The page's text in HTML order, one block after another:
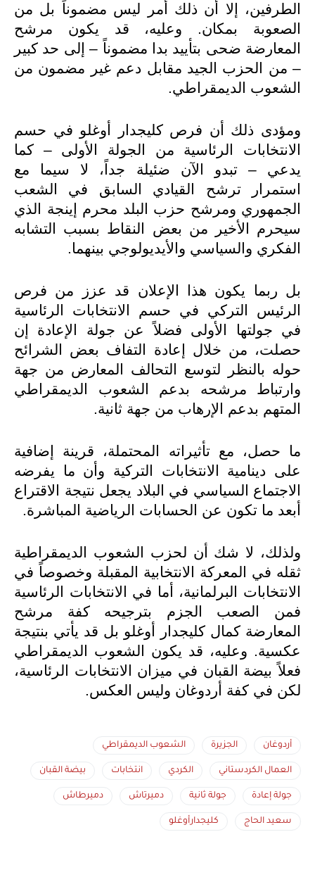
الطرفين، إلا أن ذلك أمر ليس مضموناً بل من
الصعوبة بمكان. وعليه، قد يكون مرشح
المعارضة ضحى بتأييد بدا مضموناً – إلى حد كبير
– من الحزب الجيد مقابل دعم غير مضمون من
الشعوب الديمقراطي.
ومؤدى ذلك أن فرص كليجدار أوغلو في حسم
الانتخابات الرئاسية من الجولة الأولى – كما
يدعي – تبدو الآن ضئيلة جداً، لا سيما مع
استمرار ترشح القيادي السابق في الشعب
الجمهوري ومرشح حزب البلد محرم إينجة الذي
سيحرم الأخير من بعض النقاط بسبب التشابه
الفكري والسياسي والأيديولوجي بينهما.
بل ربما يكون هذا الإعلان قد عزز من فرص
الرئيس التركي في حسم الانتخابات الرئاسية
في جولتها الأولى فضلاً عن جولة الإعادة إن
حصلت، من خلال إعادة التفاف بعض الشرائح
حوله بالنظر لتوسع التحالف المعارض من جهة
وارتباط مرشحه بدعم الشعوب الديمقراطي
المتهم بدعم الإرهاب من جهة ثانية.
ما حصل، مع تأثيراته المحتملة، قرينة إضافية
على دينامية الانتخابات التركية وأن ما يفرضه
الاجتماع السياسي في البلاد يجعل نتيجة الاقتراع
أبعد ما تكون عن الحسابات الرياضية المباشرة.
ولذلك، لا شك أن لحزب الشعوب الديمقراطية
ثقله في المعركة الانتخابية المقبلة وخصوصاً في
الانتخابات البرلمانية، أما في الانتخابات الرئاسية
فمن الصعب الجزم بترجيحه كفة مرشح
المعارضة كمال كليجدار أوغلو بل قد يأتي بنتيجة
عكسية. وعليه، قد يكون الشعوب الديمقراطي
فعلاً بيضة القبان في ميزان الانتخابات الرئاسية،
لكن في كفة أردوغان وليس العكس.
أردوغان الجزيرة الشعوب الديمقراطي
العمال الكردستاني الكردي انتخابات بيضة القبان
جولة إعادة جولة ثانية دميرتاش دميرطاش
سعيد الحاج كليجدارأوغلو